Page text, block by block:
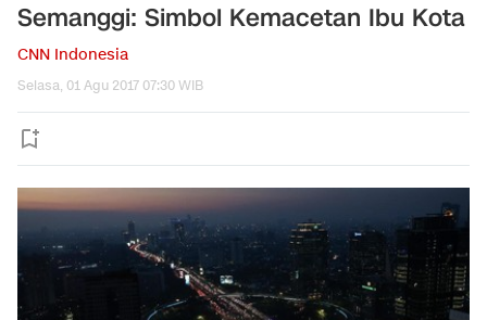
Semanggi: Simbol Kemacetan Ibu Kota
CNN Indonesia
Selasa, 01 Agu 2017 07:30 WIB